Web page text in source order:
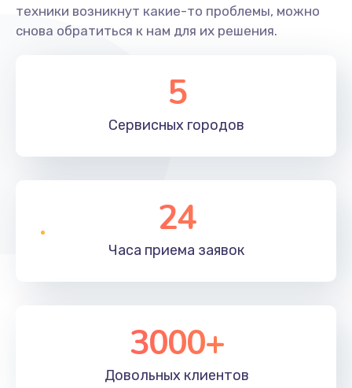
техники возникнут какие-то проблемы, можно
снова обратиться к нам для их решения.
5
Сервисных городов
24
Часа приема заявок
3000+
Довольных клиентов